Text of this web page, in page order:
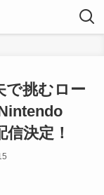
で挑むロー
決定！